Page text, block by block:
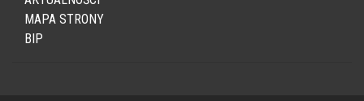
AKTUALNOŚCI
MAPA STRONY
BIP